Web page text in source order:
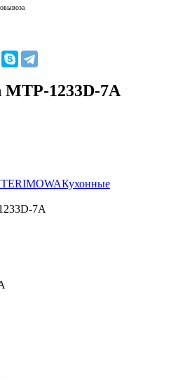
MTP-1233D-7A
RIMOWAКухонные
7A